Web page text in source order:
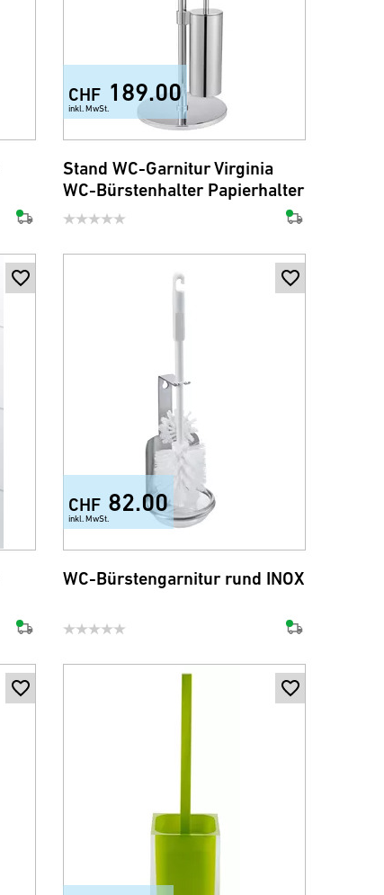
CHF 189.00
inkl. MwSt.
Stand WC-Garnitur Virginia
WC-Bürstenhalter Papierhalter
CHF 82.00
inkl. MwSt.
WC-Bürstengarnitur rund INOX